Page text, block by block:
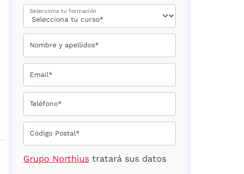
Selecciona tu formación
Nombre y apellidos*
Email*
Teléfono*
Código Postal*
Grupo Northius tratará sus datos